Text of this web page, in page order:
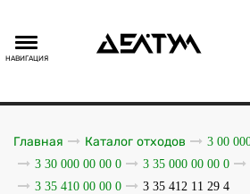
НАВИГАЦИЯ
Главная Каталог отходов
3 00
3 30 000 00 00 0
3 35 000 00 00 0
3 35 410 00 00 0
3 35 412 11 29 4